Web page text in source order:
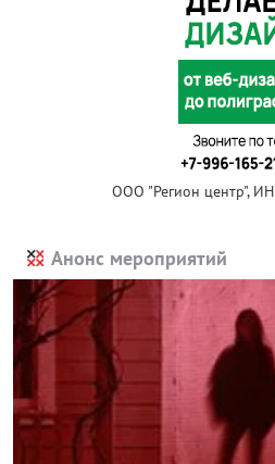
ООО "Регион центр",
Анонс мероприятий